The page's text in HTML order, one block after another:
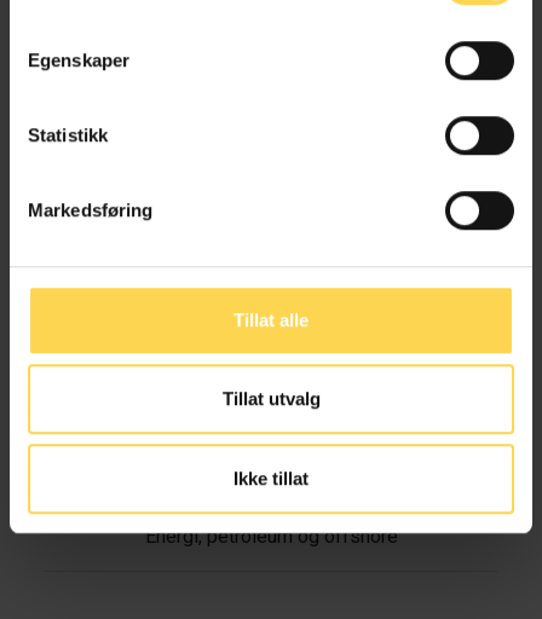
Egenskaper
Statistikk
Markedsføring
Tillat alle
Tillat utvalg
Ikke tillat
Energi, petroleum og offshore